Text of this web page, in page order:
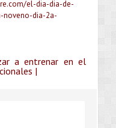
el-dia-dia-de-
noveno-dia-2a-
a entrenar en el
|